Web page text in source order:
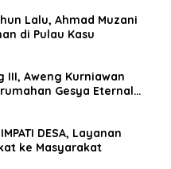
Lalu, Ahmad Muzani
di Pulau Kasu
III, Aweng Kurniawan
Gesya Eternal
DESA, Layanan
ke Masyarakat